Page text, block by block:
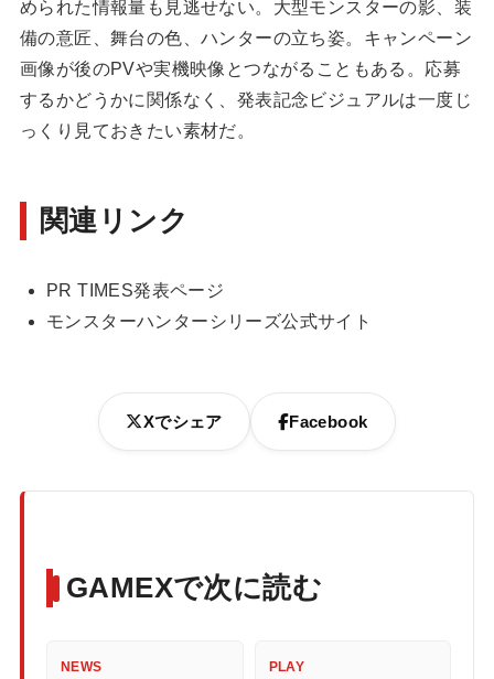
められた情報量も見逃せない。大型モンスターの影、装
備の意匠、舞台の色、ハンターの立ち姿。キャンペーン
画像が後のPVや実機映像とつながることもある。応募
するかどうかに関係なく、発表記念ビジュアルは一度じ
っくり見ておきたい素材だ。
関連リンク
PR TIMES発表ページ
モンスターハンターシリーズ公式サイト
Xでシェア Facebook
GAMEXで次に読む
NEWS PLAY